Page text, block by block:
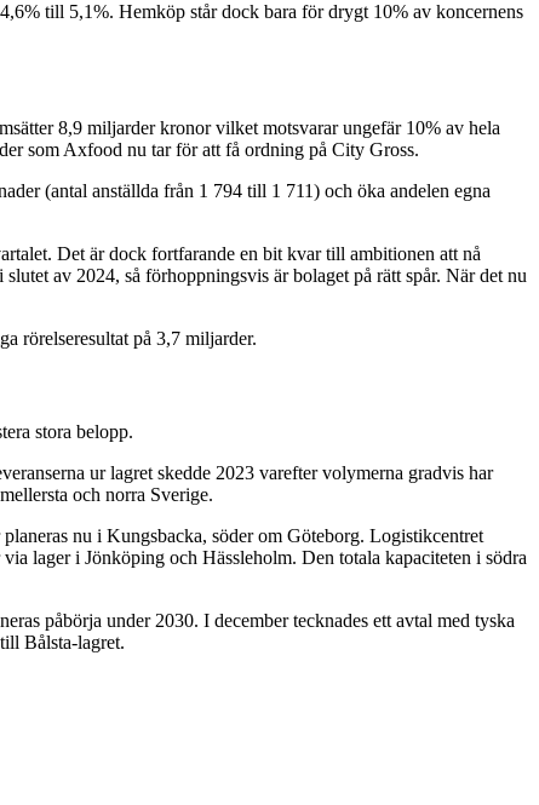
till 5,1%. Hemköp står dock bara för drygt 10% av koncernens
8,9 miljarder kronor vilket motsvarar ungefär 10% av hela
som Axfood nu tar för att få ordning på City Gross.
(antal anställda från 1 794 till 1 711) och öka andelen egna
Det är dock fortfarande en bit kvar till ambitionen att nå
av 2024, så förhoppningsvis är bolaget på rätt spår. När det nu
rörelseresultat på 3,7 miljarder.
stora belopp.
ur lagret skedde 2023 varefter volymerna gradvis har
och norra Sverige.
nu i Kungsbacka, söder om Göteborg. Logistikcentret
lager i Jönköping och Hässleholm. Den totala kapaciteten i södra
påbörja under 2030. I december tecknades ett avtal med tyska
Bålsta-lagret.